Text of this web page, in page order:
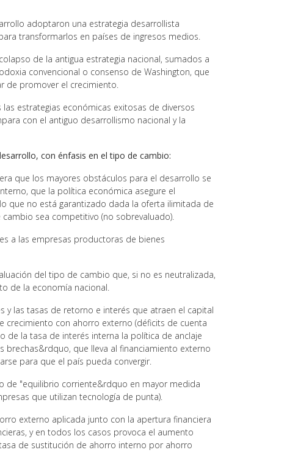
adoptaron una estrategia desarrollista
transformarlos en países de ingresos medios.
de la antigua estrategia nacional, sumados a
convencional o consenso de Washington, que
de promover el crecimiento.
estrategias económicas exitosas de diversos
con el antiguo desarrollismo nacional y la
con énfasis en el tipo de cambio:
que los mayores obstáculos para el desarrollo se
que la política económica asegure el
que no está garantizado dada la oferta ilimitada de
sea competitivo (no sobrevaluado).
a las empresas productoras de bienes
del tipo de cambio que, si no es neutralizada,
de la economía nacional.
y las tasas de retorno e interés que atraen el capital
crecimiento con ahorro externo (déficits de cuenta
de la tasa de interés interna la política de anclaje
que lleva al financiamiento externo
para que el país pueda convergir.
de "equilibrio corriente&rdquo en mayor medida
que utilizan tecnología de punta).
externo aplicada junto con la apertura financiera
y en todos los casos provoca el aumento
de sustitución de ahorro interno por ahorro